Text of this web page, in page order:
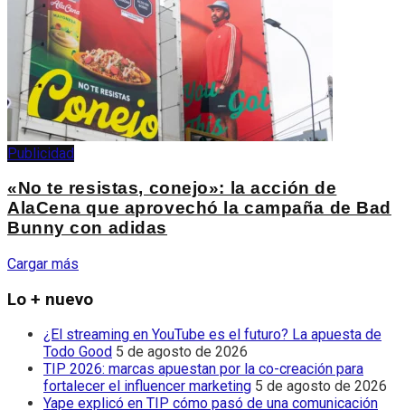
Publicidad
«No te resistas, conejo»: la acción de
AlaCena que aprovechó la campaña de Bad
Bunny con adidas
Cargar más
Lo + nuevo
¿El streaming en YouTube es el futuro? La apuesta de
Todo Good 5 de agosto de 2026
TIP 2026: marcas apuestan por la co-creación para
fortalecer el influencer marketing 5 de agosto de 2026
Yape explicó en TIP cómo pasó de una comunicación